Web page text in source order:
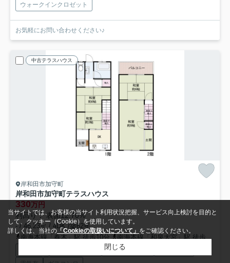
ウォークインクロゼット
お気軽にお問い合わせください♪
中古テラスハウス
岸和田市加守町
岸和田市加守町テラスハウス
330万円
利回り： 表面12.70%
- / 46.23㎡ / 4DK /築62年
南海本線「春木」駅 徒歩10分
南海本線「和泉大宮」駅 徒歩11分
室内洗濯機置場
当サイトでは、お客様の当サイト利用状況把握、サービス向上検討を目的と
して、クッキー（Cookie）を使用しています。
詳しくは、当社の 「Cookieの取扱いについて」 をご確認ください。
閉じる